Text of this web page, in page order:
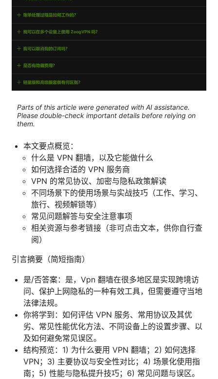
Parts of this article were generated with AI assistance.
Please double-check important details before relying on
them.
本文要点概览：
什么是 VPN 翻墙，以及它能做什么
如何选择合适的 VPN 服务商
VPN 的常见协议、加密与隐私政策解读
不同场景下的使用场景与实战技巧（工作、学习、
旅行、视频解锁等）
常见问题解答与安全注意事项
相关资源与参考链接（非可点击文本，供你自行查
阅）
引言摘要（简短指南）
是/否答案：是，Vpn 翻墙在很多地区是实现跨境访
问、保护上网隐私的一种有效工具，但需要遵守当地
法律法规。
你将学到：如何评估 VPN 服务、常用协议及其优
劣、常见性能优化方法、不同设备上的设置步骤、以
及如何避免常见误区。
结构预览：1) 为什么要用 VPN 翻墙；2) 如何选择
VPN；3) 主要协议与安全性对比；4) 场景化使用指
南；5) 性能与隐私提升技巧；6) 常见问题与误区。